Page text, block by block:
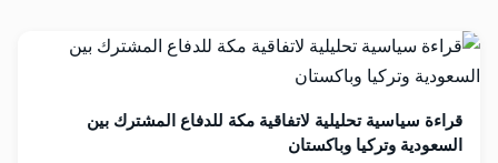
قراءة سياسية تحليلية لاتفاقية مكة للدفاع المشترك بين
السعودية وتركيا وباكستان